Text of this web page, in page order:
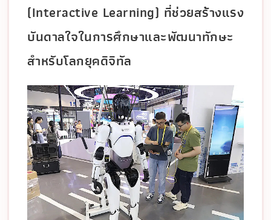
(Interactive Learning) ที่ช่วยสร้างแรง
บันดาลใจในการศึกษาและพัฒนาทักษะ
สำหรับโลกยุคดิจิทัล